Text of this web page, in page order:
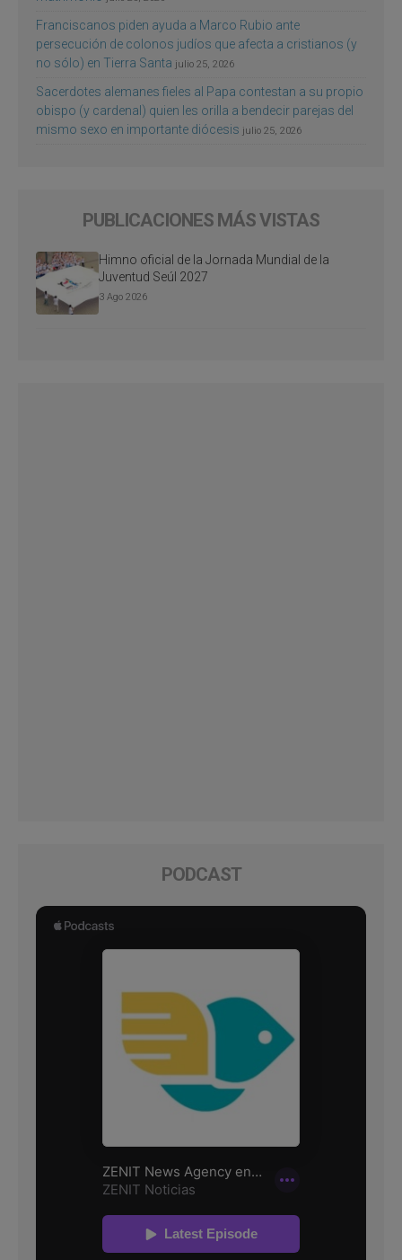
Franciscanos piden ayuda a Marco Rubio ante
persecución de colonos judíos que afecta a cristianos (y
no sólo) en Tierra Santa julio 25, 2026
Sacerdotes alemanes fieles al Papa contestan a su propio
obispo (y cardenal) quien les orilla a bendecir parejas del
mismo sexo en importante diócesis julio 25, 2026
PUBLICACIONES MÁS VISTAS
Himno oficial de la Jornada Mundial de la
Juventud Seúl 2027
3 Ago 2026
PODCAST